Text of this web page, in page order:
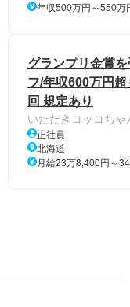
年収500万円～550万
グランプリ金賞
フ/年収600万円
回 規定あり
いただきコッコちゃ
正社員
北海道
月給23万8,400円～